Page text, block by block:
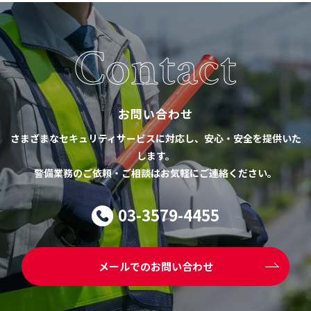
Contact
お問い合わせ
さまざまなセキュリティサービスに対応し、安心・安全を提供いた
します。
警備業務のご依頼・ご相談はお気軽にご連絡ください。
03-3579-4455
メールでのお問い合わせ